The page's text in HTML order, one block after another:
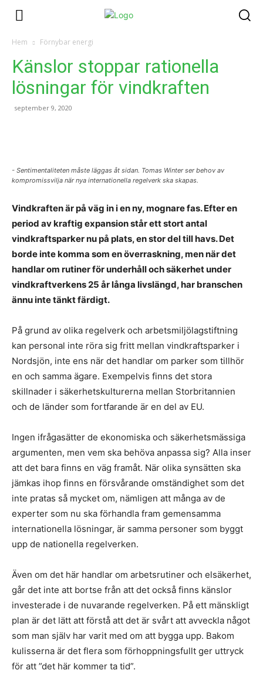
Hem Förnybar energi
Känslor stoppar rationella
lösningar för vindkraften
september 9, 2020
- Sentimentaliteten måste läggas åt sidan. Tomas Winter ser behov av
kompromissvilja när nya internationella regelverk ska skapas.
Vindkraften är på väg in i en ny, mognare fas. Efter en
period av kraftig expansion står ett stort antal
vindkraftsparker nu på plats, en stor del till havs. Det
borde inte komma som en överraskning, men när det
handlar om rutiner för underhåll och säkerhet under
vindkraftverkens 25 år långa livslängd, har branschen
ännu inte tänkt färdigt.
På grund av olika regelverk och arbetsmiljölagstiftning
kan personal inte röra sig fritt mellan vindkraftsparker i
Nordsjön, inte ens när det handlar om parker som tillhör
en och samma ägare. Exempelvis finns det stora
skillnader i säkerhetskulturerna mellan Storbritannien
och de länder som fortfarande är en del av EU.
Ingen ifrågasätter de ekonomiska och säkerhetsmässiga
argumenten, men vem ska behöva anpassa sig? Alla inser
att det bara finns en väg framåt. När olika synsätten ska
jämkas ihop finns en försvårande omständighet som det
inte pratas så mycket om, nämligen att många av de
experter som nu ska förhandla fram gemensamma
internationella lösningar, är samma personer som byggt
upp de nationella regelverken.
Även om det här handlar om arbetsrutiner och elsäkerhet,
går det inte att bortse från att det också finns känslor
investerade i de nuvarande regelverken. På ett mänskligt
plan är det lätt att förstå att det är svårt att avveckla något
som man själv har varit med om att bygga upp. Bakom
kulisserna är det flera som förhoppningsfullt ger uttryck
för att ”det här kommer ta tid”.